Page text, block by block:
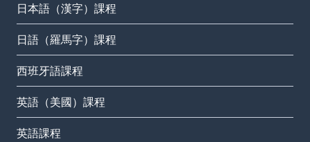
日本語（漢字）課程
日語（羅馬字）課程
西班牙語課程
英語（美國）課程
英語課程